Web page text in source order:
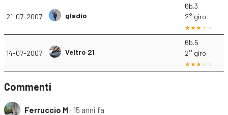
21-07-2007 gladio
6b.3
2° giro
14-07-2007 Veltro 21
6b.5
2° giro
Commenti
Ferruccio M ∙ 15 anni fa